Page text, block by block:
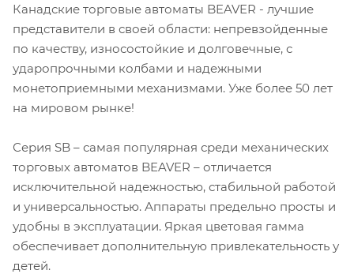
Канадские торговые автоматы BEAVER - лучшие
представители в своей области: непревзойденные
по качеству, износостойкие и долговечные, с
ударопрочными колбами и надежными
монетоприемными механизмами. Уже более 50 лет
на мировом рынке!
Серия SB – самая популярная среди механических
торговых автоматов BEAVER – отличается
исключительной надежностью, стабильной работой
и универсальностью. Аппараты предельно просты и
удобны в эксплуатации. Яркая цветовая гамма
обеспечивает дополнительную привлекательность у
детей.